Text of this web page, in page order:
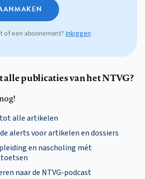
of een abonnement?Inloggen
publicaties van het NTVG?
alle artikelen
alerts voor artikelen en dossiers
en nascholing mét
naar de NTVG-podcast